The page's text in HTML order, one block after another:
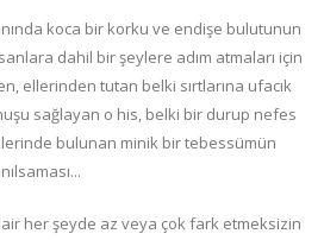
koca bir korku ve endişe bulutunun
dahil bir şeylere adım atmaları için
ellerinden tutan belki sırtlarına ufacık
sağlayan o his, belki bir durup nefes
bulunan minik bir tebessümün
her şeyde az veya çok fark etmeksizin